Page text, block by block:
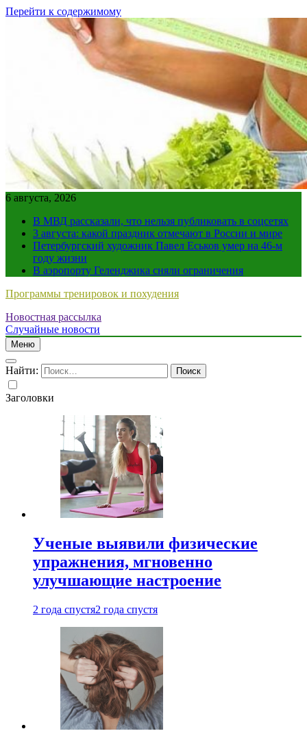
Перейти к содержимому
6 августа, 2026
В МВД рассказали, что нельзя публиковать в соцсетях
3 августа: какой праздник отмечают в России и мире
Петербургский художник Павел Еськов умер на 46-м
году жизни
В аэропорту Геленджика сняли ограничения
Программы тренировок и похудения
Новостная рассылка
Случайные новости
Меню
Найти:
Заголовки
Ученые выявили физические
упражнения, мгновенно
улучшающие настроение
2 года спустя2 года спустя